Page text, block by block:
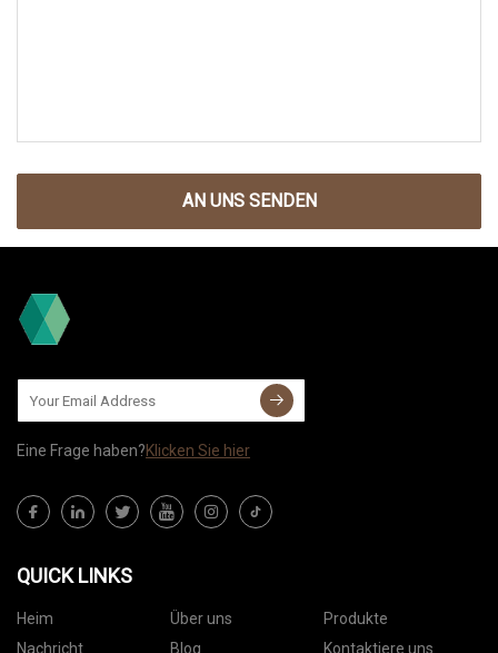
AN UNS SENDEN
Eine Frage haben?Klicken Sie hier
QUICK LINKS
Heim Über uns
Produkte
Nachricht
Blog Kontaktiere uns